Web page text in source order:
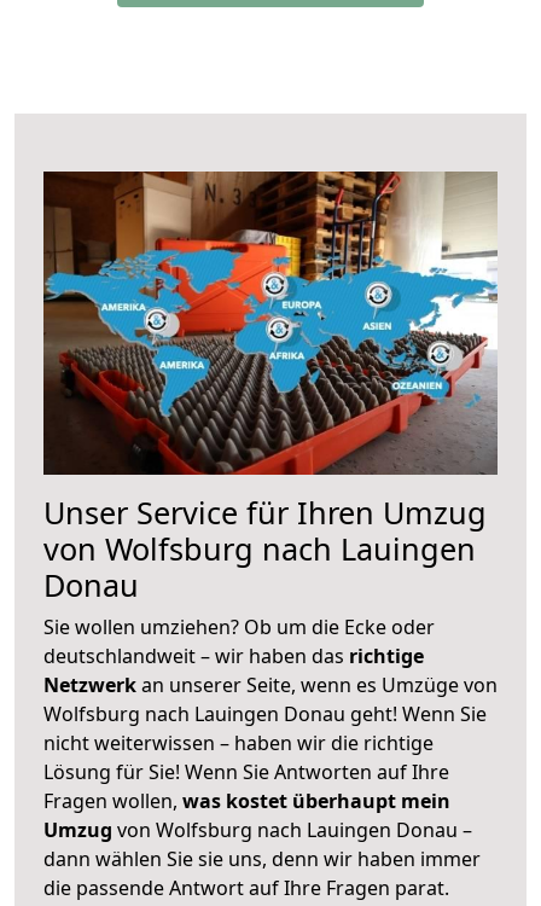
Unser Service für Ihren Umzug
von Wolfsburg nach Lauingen
Donau
Sie wollen umziehen? Ob um die Ecke oder
deutschlandweit – wir haben das richtige
Netzwerkan unserer Seite, wenn es Umzüge von
Wolfsburg nach Lauingen Donau geht! Wenn Sie
nicht weiterwissen – haben wir die richtige
Lösung für Sie! Wenn Sie Antworten auf Ihre
Fragen wollen, was kostet überhaupt mein
Umzug von Wolfsburg nach Lauingen Donau –
dann wählen Sie sie uns, denn wir haben immer
die passende Antwort auf Ihre Fragen parat.